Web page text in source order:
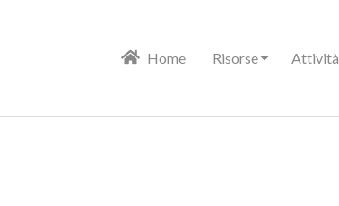
Home Risorse Attività